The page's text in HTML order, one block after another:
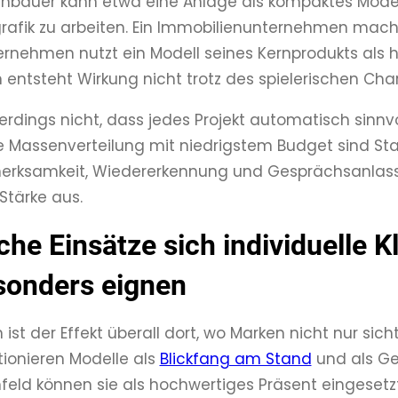
zu arbeiten. Ein Immobilienunternehmen
nutzt ein Modell seines Kernprodukts als
entsteht Wirkung nicht trotz des spielerischen
nicht, dass jedes Projekt automatisch
Massenverteilung mit niedrigstem Budget sind
Wiedererkennung und
aus.
Einsätze sich individuelle
eignen
ist der Effekt überall dort, wo Marken nicht nur
Modelle als Blickfang am Stand und als
können sie als hochwertiges Präsent